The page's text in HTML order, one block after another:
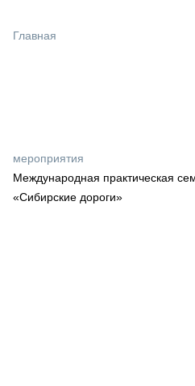
СПЕЦПРОЕКТЫ
МЕРОПРИЯТИЯ
Главная
мероприятия
Международная практическая
«Сибирские дороги»